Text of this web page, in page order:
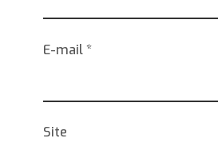
E-mail*
Site